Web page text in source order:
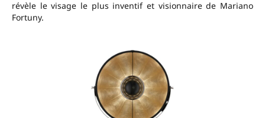
révèle le visage le plus inventif et visionnaire de Mariano
Fortuny.